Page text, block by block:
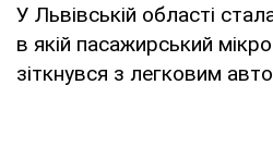
У Львівській області
в якій пасажирський
зіткнувся з легковим